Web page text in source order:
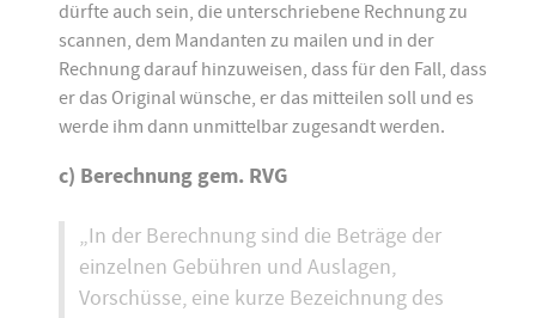
dürfte auch sein, die unterschriebene Rechnung zu
scannen, dem Mandanten zu mailen und in der
Rechnung darauf hinzuweisen, dass für den Fall, dass
er das Original wünsche, er das mitteilen soll und es
werde ihm dann unmittelbar zugesandt werden.
c) Berechnung gem. RVG
„In der Berechnung sind die Beträge der
einzelnen Gebühren und Auslagen,
Vorschüsse, eine kurze Bezeichnung des